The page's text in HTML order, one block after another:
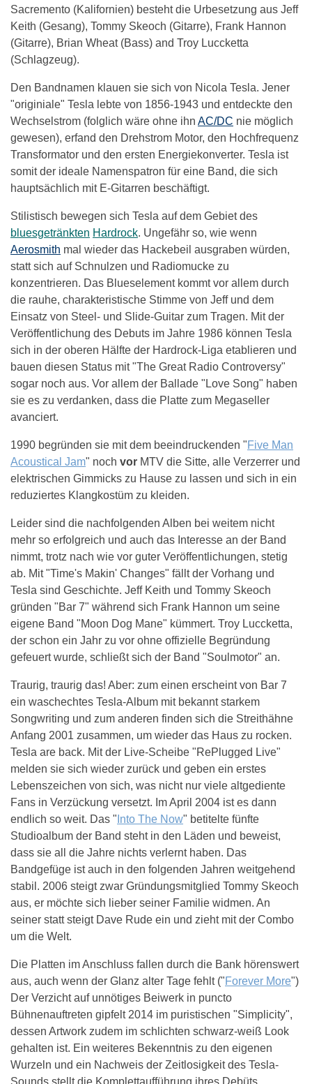
Sacremento (Kalifornien) besteht die Urbesetzung aus Jeff
Keith (Gesang), Tommy Skeoch (Gitarre), Frank Hannon
(Gitarre), Brian Wheat (Bass) and Troy Luccketta
(Schlagzeug).
Den Bandnamen klauen sie sich von Nicola Tesla. Jener
"originiale" Tesla lebte von 1856-1943 und entdeckte den
Wechselstrom (folglich wäre ohne ihn AC/DC nie möglich
gewesen), erfand den Drehstrom Motor, den Hochfrequenz
Transformator und den ersten Energiekonverter. Tesla ist
somit der ideale Namenspatron für eine Band, die sich
hauptsächlich mit E-Gitarren beschäftigt.
Stilistisch bewegen sich Tesla auf dem Gebiet des
bluesgetränkten Hardrock. Ungefähr so, wie wenn
Aerosmith mal wieder das Hackebeil ausgraben würden,
statt sich auf Schnulzen und Radiomucke zu
konzentrieren. Das Blueselement kommt vor allem durch
die rauhe, charakteristische Stimme von Jeff und dem
Einsatz von Steel- und Slide-Guitar zum Tragen. Mit der
Veröffentlichung des Debuts im Jahre 1986 können Tesla
sich in der oberen Hälfte der Hardrock-Liga etablieren und
bauen diesen Status mit "The Great Radio Controversy"
sogar noch aus. Vor allem der Ballade "Love Song" haben
sie es zu verdanken, dass die Platte zum Megaseller
avanciert.
1990 begründen sie mit dem beeindruckenden "Five Man
Acoustical Jam" noch vor MTV die Sitte, alle Verzerrer und
elektrischen Gimmicks zu Hause zu lassen und sich in ein
reduziertes Klangkostüm zu kleiden.
Leider sind die nachfolgenden Alben bei weitem nicht
mehr so erfolgreich und auch das Interesse an der Band
nimmt, trotz nach wie vor guter Veröffentlichungen, stetig
ab. Mit "Time's Makin' Changes" fällt der Vorhang und
Tesla sind Geschichte. Jeff Keith und Tommy Skeoch
gründen "Bar 7" während sich Frank Hannon um seine
eigene Band "Moon Dog Mane" kümmert. Troy Luccketta,
der schon ein Jahr zu vor ohne offizielle Begründung
gefeuert wurde, schließt sich der Band "Soulmotor" an.
Traurig, traurig das! Aber: zum einen erscheint von Bar 7
ein waschechtes Tesla-Album mit bekannt starkem
Songwriting und zum anderen finden sich die Streithähne
Anfang 2001 zusammen, um wieder das Haus zu rocken.
Tesla are back. Mit der Live-Scheibe "RePlugged Live"
melden sie sich wieder zurück und geben ein erstes
Lebenszeichen von sich, was nicht nur viele altgediente
Fans in Verzückung versetzt. Im April 2004 ist es dann
endlich so weit. Das " Into The Now" betitelte fünfte
Studioalbum der Band steht in den Läden und beweist,
dass sie all die Jahre nichts verlernt haben. Das
Bandgefüge ist auch in den folgenden Jahren weitgehend
stabil. 2006 steigt zwar Gründungsmitglied Tommy Skeoch
aus, er möchte sich lieber seiner Familie widmen. An
seiner statt steigt Dave Rude ein und zieht mit der Combo
um die Welt.
Die Platten im Anschluss fallen durch die Bank hörenswert
aus, auch wenn der Glanz alter Tage fehlt ("Forever More")
Der Verzicht auf unnötiges Beiwerk in puncto
Bühnenauftreten gipfelt 2014 im puristischen "Simplicity",
dessen Artwork zudem im schlichten schwarz-weiß Look
gehalten ist. Ein weiteres Bekenntnis zu den eigenen
Wurzeln und ein Nachweis der Zeitlosigkeit des Tesla-